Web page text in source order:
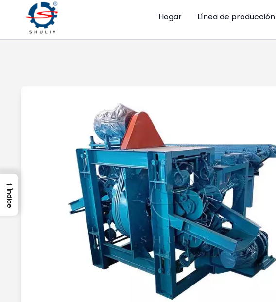
Hogar Línea de producción
→
Índice